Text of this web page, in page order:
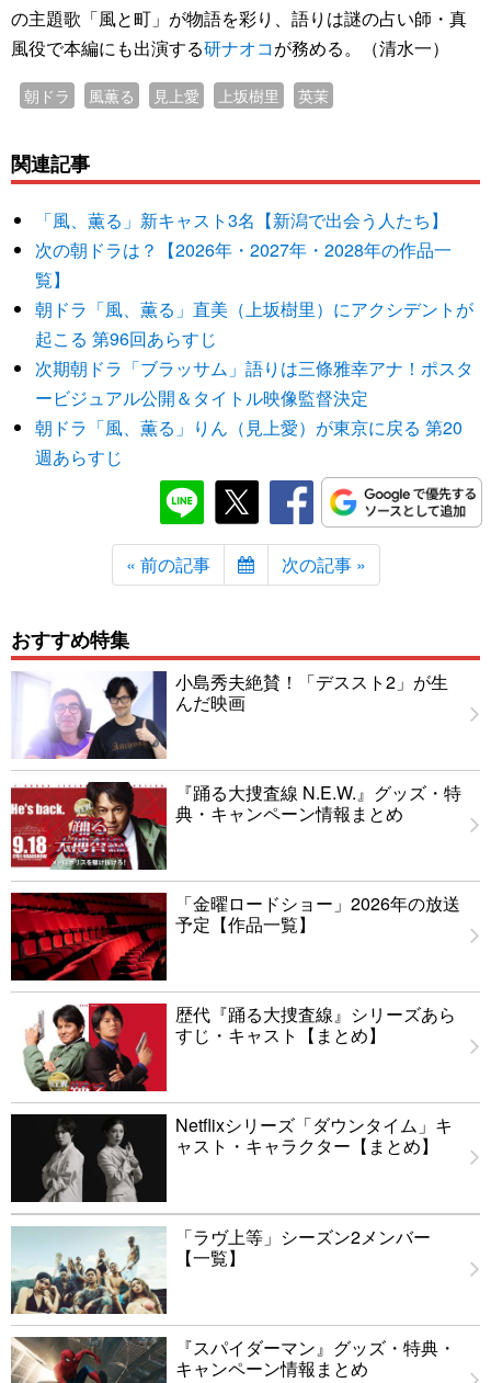
の主題歌「風と町」が物語を彩り、語りは謎の占い師・真
風役で本編にも出演する研ナオコが務める。（清水一）
朝ドラ 風薫る 見上愛 上坂樹里 英茉
関連記事
「風、薫る」新キャスト3名【新潟で出会う人たち】
次の朝ドラは？【2026年・2027年・2028年の作品一
覧】
朝ドラ「風、薫る」直美（上坂樹里）にアクシデントが
起こる 第96回あらすじ
次期朝ドラ「ブラッサム」語りは三條雅幸アナ！ポスタ
ービジュアル公開＆タイトル映像監督決定
朝ドラ「風、薫る」りん（見上愛）が東京に戻る 第20
週あらすじ
« 前の記事 次の記事 »
おすすめ特集
小島秀夫絶賛！「デススト2」が生
んだ映画
『踊る大捜査線 N.E.W.』グッズ・特
典・キャンペーン情報まとめ
「金曜ロードショー」2026年の放送
予定【作品一覧】
歴代『踊る大捜査線』シリーズあら
すじ・キャスト【まとめ】
Netflixシリーズ「ダウンタイム」キ
ャスト・キャラクター【まとめ】
「ラヴ上等」シーズン2メンバー
【一覧】
『スパイダーマン』グッズ・特典・
キャンペーン情報まとめ